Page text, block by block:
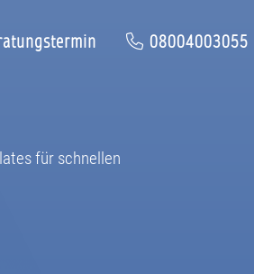
für schnellen
08004003055